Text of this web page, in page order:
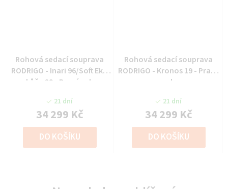
Rohová sedací souprava
RODRIGO - Inari 96/Soft Eko
kůže 29 - Pravý roh
21 dní
34 299 Kč
DO KOŠÍKU
Rohová sedací souprava
RODRIGO - Kronos 19 - Pravý
roh
21 dní
34 299 Kč
DO KOŠÍKU